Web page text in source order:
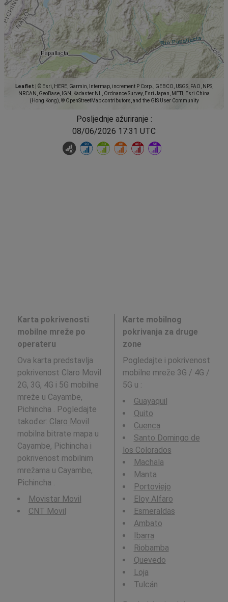
Leaflet
© Esri, HERE, Garmin, Intermap, increment P Corp., GEBCO, USGS, FAO, NPS,
NRCAN, GeoBase, IGN, Kadaster NL, Ordnance Survey, Esri Japan, METI, Esri China
(Hong Kong), © OpenStreetMap contributors, and the GIS User Community
Posljednje ažuriranje :
08/06/2026 17:31 UTC
Karta pokrivenosti
mobilne mreže po
operateru
Ova karta predstavlja
pokrivenost Claro Movil
2G, 3G, 4G i 5G mobilne
mreže u Cayambe,
Pichincha . Pogledajte
također: Claro Movil
mobilna bitrate mapa u
Cayambe, Pichincha i
pokrivenost mobilnim
mrežama u Cayambe,
Pichincha .
Movistar Movil
CNT Movil
Karte mobilnog
pokrivanja za druge
zone
Pogledajte i pokrivenost
mobilne mreže 3G / 4G /
5G u :
Guayaquil
Quito
Cuenca
Santo Domingo de
los Colorados
Machala
Manta
Portoviejo
Eloy Alfaro
Esmeraldas
Ambato
Ibarra
Riobamba
Quevedo
Loja
Tulcán